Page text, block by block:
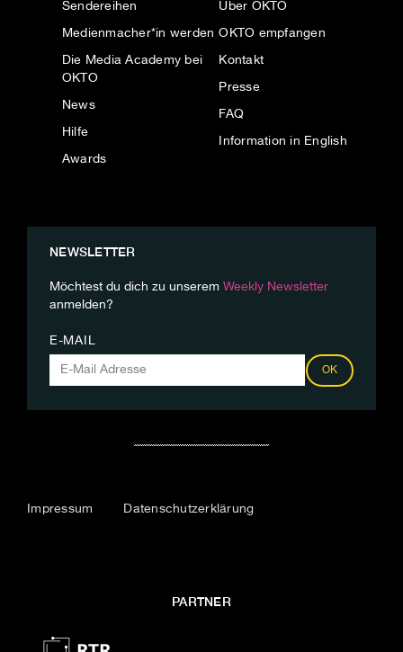
Sendereihen
Medienmacher*in werden
Die Media Academy bei
OKTO
News
Hilfe
Awards
Über OKTO
OKTO empfangen
Kontakt
Presse
FAQ
Information in English
NEWSLETTER
Möchtest du dich zu unserem Weekly Newsletter
anmelden?
E-MAIL
OK
Impressum Datenschutzerklärung
PARTNER